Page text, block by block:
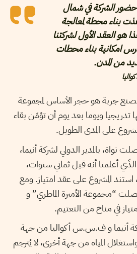
الشركة في شمال
بناء محطة لمعالجة
هو العقد الأول لشركتنا
امكانية بناء محطات
من المدن.
جربة هو حجر الأساس لمجموعة
تدريجيا ويوما بعد يوم أن تؤمّن بقاء
على المدى الطويل.
نواة، بالمدير الدولي لشركة أنيما،
أعلمنا أنه قبل ثماني سنوات،
المشروع على عقد امتياز. ومع
“مجموعة الأميرة الماطري” و
في مناخ من التعتيم.
أنيما و ف.س.س أكواليا من جهة
المياه من جهة أخرى، لا يُترجم